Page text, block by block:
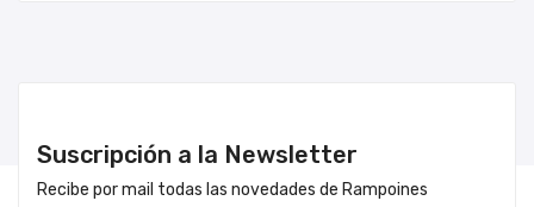
Suscripción a la Newsletter
Recibe por mail todas las novedades de Rampoines